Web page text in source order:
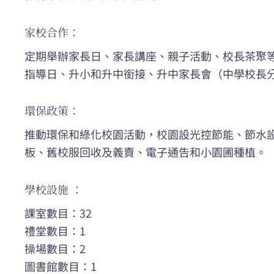
家校合作：
定期舉辦家長日、家長講座、親子活動、校長茶聚
指導日、升小和升中銜接、升中家長會（中學校長
環保政策：
推動環保和綠化校園活動，校園設光控節能、節水
板、舊校服回收及義賣、電子通告和小園圃種植。
學校設施 ：
課室數目：32
禮堂數目：1
操場數目：2
圖書館數目：1